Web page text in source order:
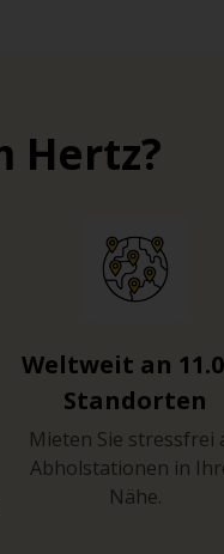
Hertz?
Weltweit an
Standorten
Mieten Sie stressfrei
Abholstationen in
Nähe.